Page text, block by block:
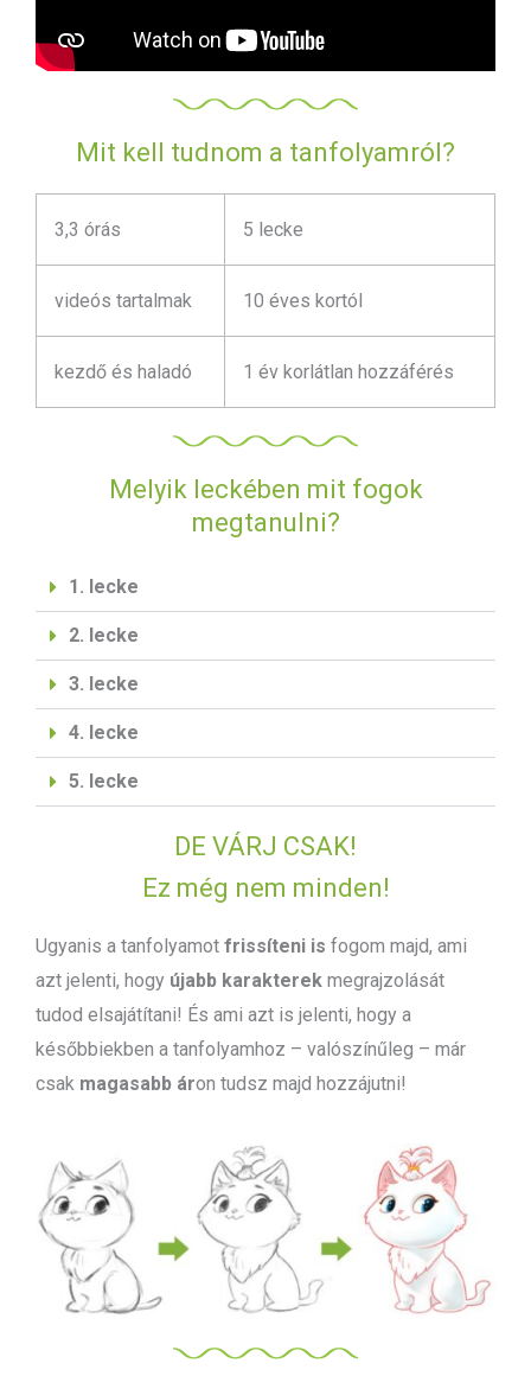
Mit kell tudnom a tanfolyamról?
3,3 órás 5 lecke
videós tartalmak 10 éves kortól
kezdő és haladó 1 év korlátlan hozzáférés
Melyik leckében mit fogok
megtanulni?
1. lecke
2. lecke
3. lecke
4. lecke
5. lecke
DE VÁRJ CSAK!
Ez még nem minden!
Ugyanis a tanfolyamot frissíteni is fogom majd, ami
azt jelenti, hogy újabb karakterek megrajzolását
tudod elsajátítani! És ami azt is jelenti, hogy a
későbbiekben a tanfolyamhoz – valószínűleg – már
csak magasabb áron tudsz majd hozzájutni!